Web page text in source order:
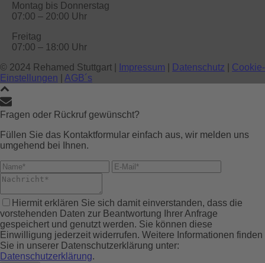
Montag bis Donnerstag
07:00 – 20:00 Uhr
Freitag
07:00 – 18:00 Uhr
© 2024 Rehamed Stuttgart |
Impressum Datenschutz
Cookie-
Einstellungen
AGB´s
Fragen oder Rückruf gewünscht?
Füllen Sie das Kontaktformular einfach aus, wir melden uns
umgehend bei Ihnen.
Hiermit erklären Sie sich damit einverstanden, dass die
vorstehenden Daten zur Beantwortung Ihrer Anfrage
gespeichert und genutzt werden. Sie können diese
Einwilligung jederzeit widerrufen. Weitere Informationen finden
Sie in unserer Datenschutzerklärung unter:
Datenschutzerklärung.